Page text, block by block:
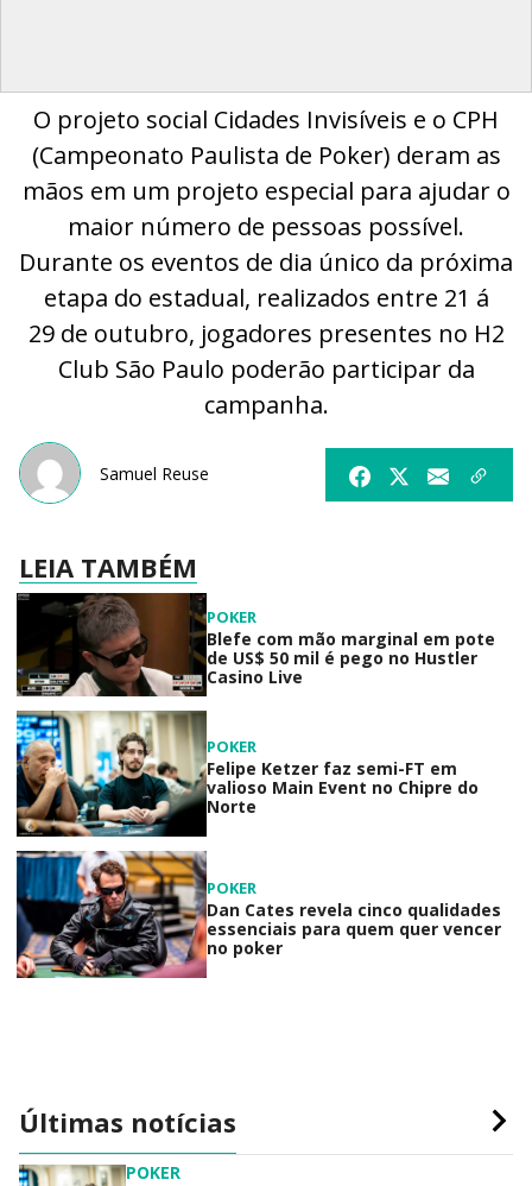
O projeto social Cidades Invisíveis e o CPH
(Campeonato Paulista de Poker) deram as
mãos em um projeto especial para ajudar o
maior número de pessoas possível.
Durante os eventos de dia único da próxima
etapa do estadual, realizados entre 21 á
29 de outubro, jogadores presentes no H2
Club São Paulo poderão participar da
campanha.
Samuel Reuse
LEIA TAMBÉM
POKER
Blefe com mão marginal em pote
de US$ 50 mil é pego no Hustler
Casino Live
POKER
Felipe Ketzer faz semi-FT em
valioso Main Event no Chipre do
Norte
POKER
Dan Cates revela cinco qualidades
essenciais para quem quer vencer
no poker
Últimas notícias
POKER